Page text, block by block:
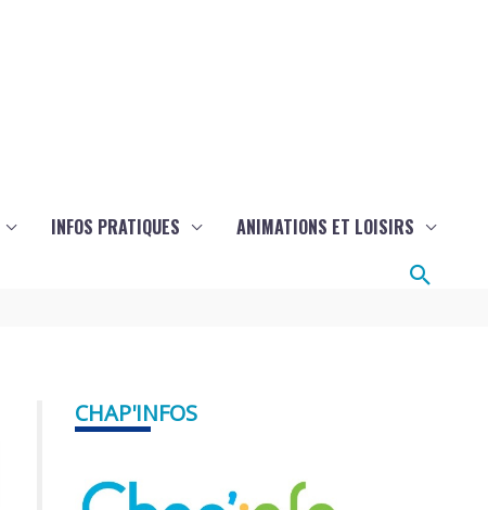
INFOS PRATIQUES ANIMATIONS ET LOISIRS
CHAP'INFOS